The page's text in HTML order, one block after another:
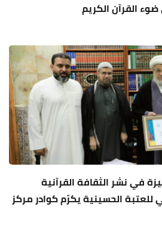
القرآن الكريم
في نشر الثقافة القرآنية
للعتبة الحسينية يكرّم كوادر مركز